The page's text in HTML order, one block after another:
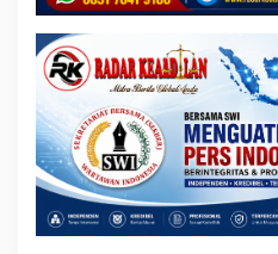
i
l
a
r
O
p
e
r
a
s